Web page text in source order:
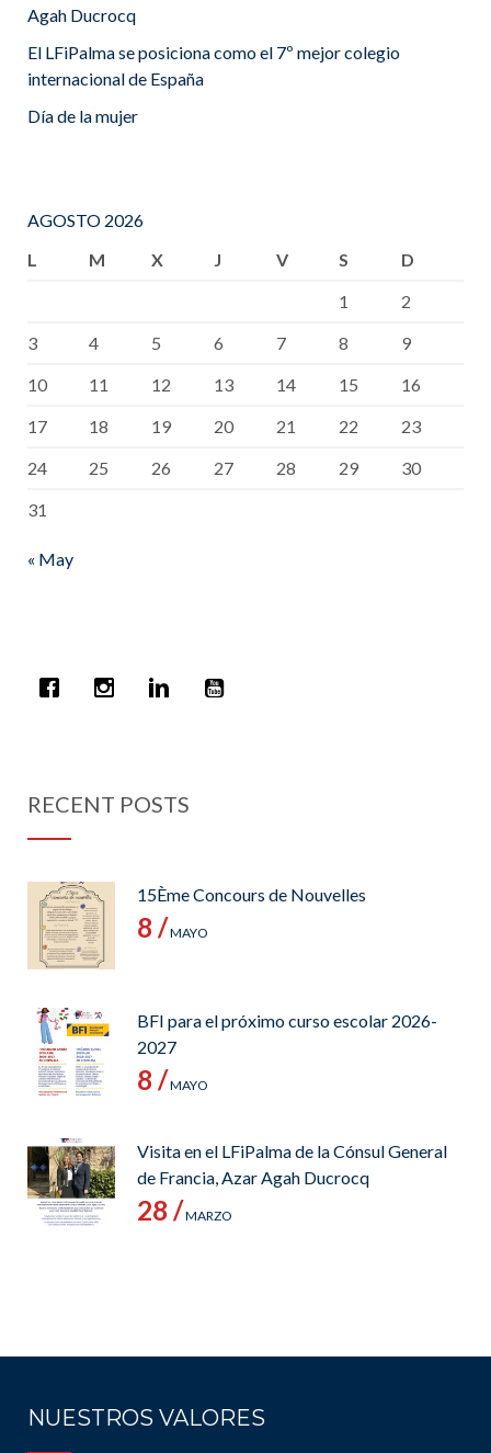
Agah Ducrocq
El LFiPalma se posiciona como el 7º mejor colegio
internacional de España
Día de la mujer
AGOSTO 2026
L
M X J V S
D
1
2
3
4 5 6 7 8
9
10
11 12 13 14 15
16
17
18 19 20 21 22
23
24
25 26 27 28 29
30
31
« May
RECENT POSTS
15Ème Concours de Nouvelles
8 /MAYO
BFI para el próximo curso escolar 2026-
2027
8 /MAYO
Visita en el LFiPalma de la Cónsul General
de Francia, Azar Agah Ducrocq
28 /MARZO
NUESTROS VALORES